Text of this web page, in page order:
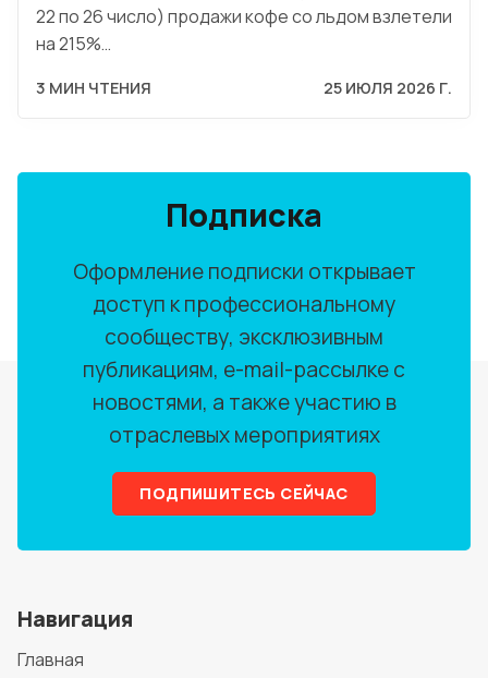
22 по 26 число) продажи кофе со льдом взлетели
на 215%…
3 МИН ЧТЕНИЯ 25 ИЮЛЯ 2026 Г.
Подписка
Оформление подписки открывает
доступ к профессиональному
сообществу, эксклюзивным
публикациям, e-mail-рассылке с
новостями, а также участию в
отраслевых мероприятиях
ПОДПИШИТЕСЬ СЕЙЧАС
Навигация
Главная